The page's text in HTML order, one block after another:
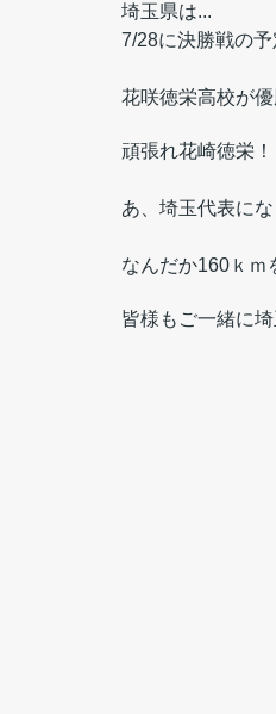
埼玉県は...
7/28に決勝戦の予
花咲徳栄高校が
頑張れ花崎徳栄！
あ、埼玉代表に
なんだか160ｋｍ
皆様もご一緒に